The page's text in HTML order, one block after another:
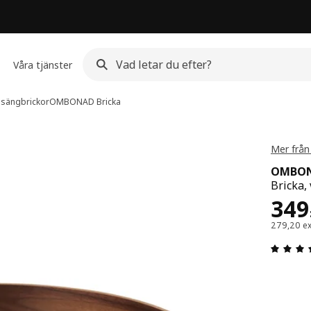
Våra tjänster
OMBONAD Bricka
Mer
Bricka,
349
Pris
279,20